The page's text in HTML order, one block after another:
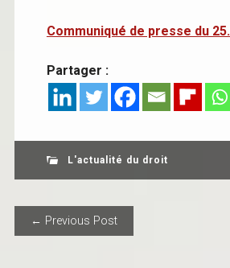
Communiqué de presse du
Partager :
L'actualité du droit
POST
← Previous Post